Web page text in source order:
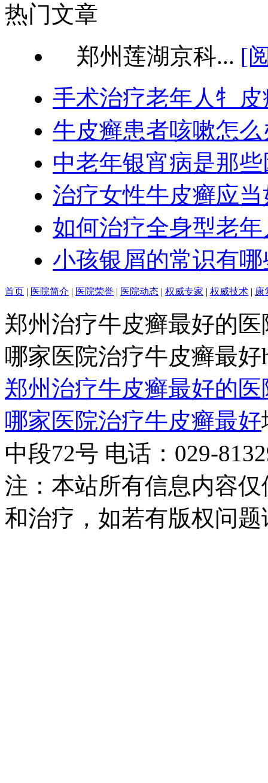
热门文章
郑州莲湖京科... [
手术治疗老年人牜
牛皮癣患者咳嗽怎么
中老年银宵病是那
治疗女性牛皮癣应
如何治疗全身型老
小孩银屑的常识有哪
首页 | 医院简介 | 医院荣誉 | 医院动态 | 权威专家 | 权威技术 | 康
郑州治疗牛皮癣最好的
哪家医院治疗牛皮癣最好
郑州治疗牛皮癣最好的
哪家医院治疗牛皮癣最好
中段72号 电话：029-
注：本站所有信息内容
和治疗，如若有版权问